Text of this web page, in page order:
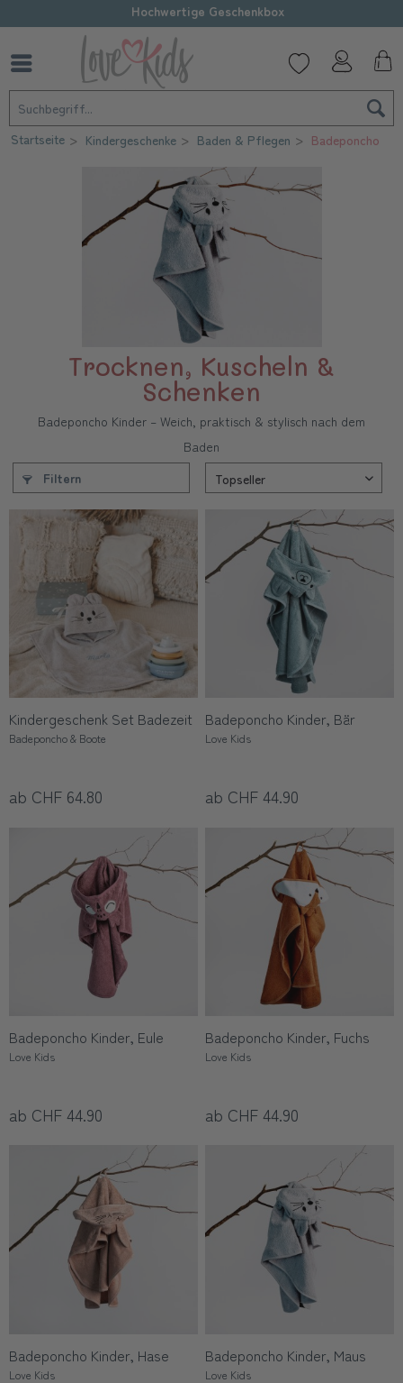
Hochwertige Geschenkbox
Startseite Kindergeschenke Baden & Pflegen Badeponcho
Trocknen, Kuscheln &
Schenken
Badeponcho Kinder – Weich, praktisch & stylisch nach dem
Baden
Filtern
Kindergeschenk Set Badezeit
Badeponcho & Boote
ab CHF 64.80
Badeponcho Kinder, Bär
Love Kids
ab CHF 44.90
Badeponcho Kinder, Eule
Love Kids
ab CHF 44.90
Badeponcho Kinder, Fuchs
Love Kids
ab CHF 44.90
Badeponcho Kinder, Hase
Love Kids
Badeponcho Kinder, Maus
Love Kids